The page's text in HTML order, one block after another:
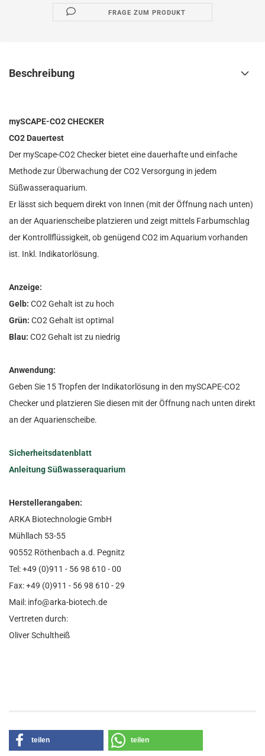
FRAGE ZUM PRODUKT
Beschreibung
mySCAPE-CO2 CHECKER
CO2 Dauertest
Der myScape-CO2 Checker bietet eine dauerhafte und einfache
Methode zur Überwachung der CO2 Versorgung in jedem
Süßwasseraquarium.
Er lässt sich bequem direkt von Innen (mit der Öffnung nach unten)
an der Aquarienscheibe platzieren und zeigt mittels Farbumschlag
der Kontrollflüssigkeit, ob genügend CO2 im Aquarium vorhanden
ist. Inkl. Indikatorlösung.
Anzeige:
Gelb: CO2 Gehalt ist zu hoch
Grün: CO2 Gehalt ist optimal
Blau: CO2 Gehalt ist zu niedrig
Anwendung:
Geben Sie 15 Tropfen der Indikatorlösung in den mySCAPE-CO2
Checker und platzieren Sie diesen mit der Öffnung nach unten direkt
an der Aquarienscheibe.
Sicherheitsdatenblatt
Anleitung Süßwasseraquarium
Herstellerangaben:
ARKA Biotechnologie GmbH
Mühllach 53-55
90552 Röthenbach a.d. Pegnitz
Tel: +49 (0)911 - 56 98 610 - 00
Fax: +49 (0)911 - 56 98 610 - 29
Mail: info@arka-biotech.de
Vertreten durch:
Oliver Schultheiß
teilen teilen